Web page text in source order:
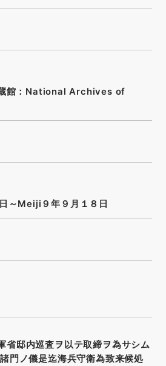
館：National Archives of
～Meiji９年９月１８日
省邸内巡査ヲ以テ取締ヲ為サシム
門ノ儀是迄海兵守衛為致来候処